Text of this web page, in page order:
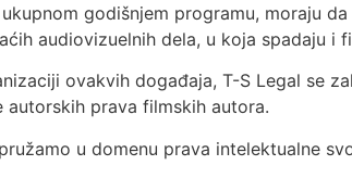
godišnjem programu, moraju da
audiovizuelnih dela, u koja spadaju i
ovakvih događaja, T-S Legal se
autorskih prava filmskih autora.
u domenu prava intelektualne